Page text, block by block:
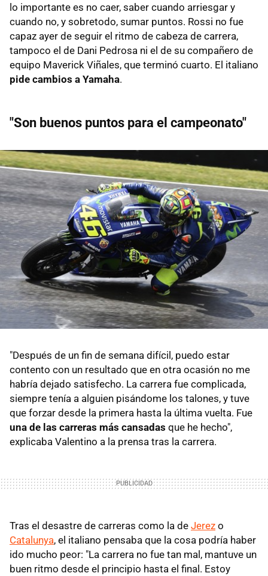
lo importante es no caer, saber cuando arriesgar y
cuando no, y sobretodo, sumar puntos. Rossi no fue
capaz ayer de seguir el ritmo de cabeza de carrera,
tampoco el de Dani Pedrosa ni el de su compañero de
equipo Maverick Viñales, que terminó cuarto. El italiano
pide cambios a Yamaha.
"Son buenos puntos para el campeonato"
"Después de un fin de semana difícil, puedo estar
contento con un resultado que en otra ocasión no me
habría dejado satisfecho. La carrera fue complicada,
siempre tenía a alguien pisándome los talones, y tuve
que forzar desde la primera hasta la última vuelta. Fue
una de las carreras más cansadas que he hecho",
explicaba Valentino a la prensa tras la carrera.
Tras el desastre de carreras como la de Jerez o
Catalunya, el italiano pensaba que la cosa podría haber
ido mucho peor: "La carrera no fue tan mal, mantuve un
buen ritmo desde el principio hasta el final. Estoy